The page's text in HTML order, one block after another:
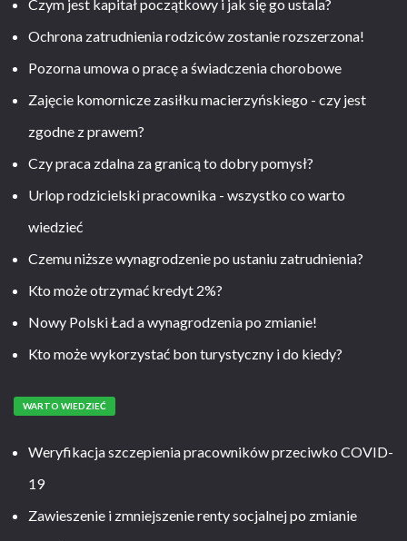
Czym jest kapitał początkowy i jak się go ustala?
Ochrona zatrudnienia rodziców zostanie rozszerzona!
Pozorna umowa o pracę a świadczenia chorobowe
Zajęcie komornicze zasiłku macierzyńskiego - czy jest
zgodne z prawem?
Czy praca zdalna za granicą to dobry pomysł?
Urlop rodzicielski pracownika - wszystko co warto
wiedzieć
Czemu niższe wynagrodzenie po ustaniu zatrudnienia?
Kto może otrzymać kredyt 2%?
Nowy Polski Ład a wynagrodzenia po zmianie!
Kto może wykorzystać bon turystyczny i do kiedy?
WARTO WIEDZIEĆ
Weryfikacja szczepienia pracowników przeciwko COVID-
19
Zawieszenie i zmniejszenie renty socjalnej po zmianie